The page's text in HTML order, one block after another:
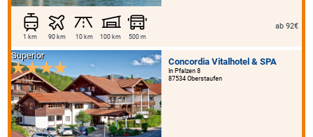
1 km 90 km 10 km 100 km 500 m
ab 92€
Concordia Vitalhotel & SPA
In Pfalzen 8
87534 Oberstaufen
Superior